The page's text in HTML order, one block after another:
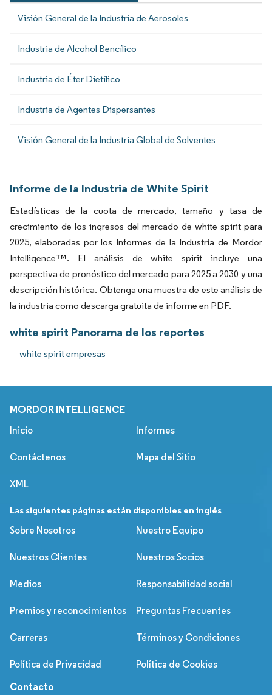
Visión General de la Industria de Aerosoles
Industria de Alcohol Bencílico
Industria de Éter Dietílico
Industria de Agentes Dispersantes
Visión General de la Industria Global de Solventes
Informe de la Industria de White Spirit
Estadísticas de la cuota de mercado, tamaño y tasa de
crecimiento de los ingresos del mercado de white spirit para
2025, elaboradas por los Informes de la Industria de Mordor
Intelligence™. El análisis de white spirit incluye una
perspectiva de pronóstico del mercado para 2025 a 2030 y una
descripción histórica. Obtenga una muestra de este análisis de
la industria como descarga gratuita de informe en PDF.
white spirit Panorama de los reportes
white spirit empresas
MORDOR INTELLIGENCE
Inicio Informes
Contáctenos Mapa del Sitio
XML
Las siguientes páginas están disponibles en inglés
Sobre Nosotros
Nuestro Equipo
Nuestros Clientes Nuestros Socios
Medios Responsabilidad social
Premios y reconocimientos Preguntas Frecuentes
Carreras Términos y Condiciones
Política de Privacidad Política de Cookies
Contacto